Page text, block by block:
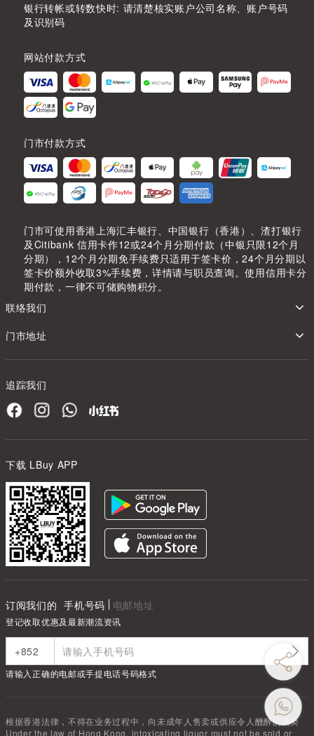
银行转帐或转数快时: 请清楚核实账户公司名称、账户号码
及识别码
网站付款方式
门市付款方式
门市可使用香港上海汇丰银行、中国银行（香港）、渣打银行
及Citibank 信用卡作12或24个月分期付款（中银只限12个月
分期），12个月分期免手续费只适用于签卡价，24个月分期以
签卡价额外收取3%手续费，详情请与职员查询。使用信用卡分
期付款，一律不可储购物积分。
联络我们
门市地址
追踪我们
下载 LBuy APP
订阅我们的 手机号码 电邮地址
登记收取优惠及最新潮流资讯
请输入正确的电邮或手提电话号码格式
根据香港法律，不得在业务过程中，向未成年人售卖或供应令人醺醉的酒类
Under the law of Hong Kong, intoxicating liquor must not be sold or